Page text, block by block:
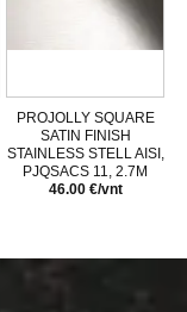
PROJOLLY SQUARE
SATIN FINISH
STAINLESS STELL AISI,
PJQSACS 11, 2.7M
46.00 €/vnt